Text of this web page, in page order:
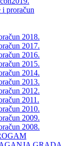
i proračun
2018.
2017.
2016.
2015.
2014.
2013.
2012.
2011.
2010.
2009.
2008.